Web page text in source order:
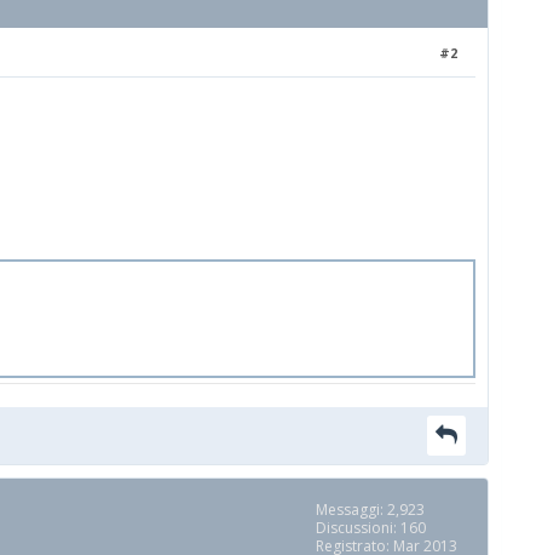
#2
Messaggi: 2,923
Discussioni: 160
Registrato: Mar 2013